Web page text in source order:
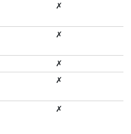
✗
✗
✗
✗
✗